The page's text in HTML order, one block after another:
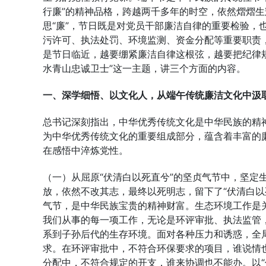
行廉”的精神品格，跨越两千多年的时空，依然熠熠
思“廉”，节日既是对党员干部廉洁自律的重要检验
污许可、执法处罚、环境监测、资金分配等重要职
是节日临近，越要绷紧廉洁自律这根弦，越要把纪
水青山忠诚卫士”这一主题，讲三个方面的内容。
一、深学细悟、以文化人，从端午传统廉洁文化中汲
总书记深刻指出，中华优秀传统文化是中华民族的
为中华优秀传统文化的重要组成部分，蕴含着丰富
在感悟中淬炼党性。
（一）从屈原“伏清白以死直兮”的坚贞气节中，坚
放，依然不改其志，最终以死明志，留下了“伏清白
气节，是中华民族宝贵的精神财富。生态环境工作
我们从事的每一项工作，无论是环评审批、执法监
系到子孙后代的生存环境。面对各种压力和诱惑，
求。在环评审批中，不符合环保要求的项目，谁说
分配中，不符合规定的开支，谁来协调也不能办。